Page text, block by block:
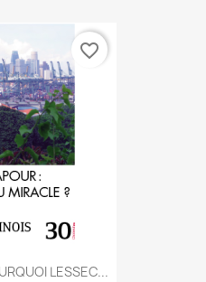
LESSEC...
favorite_border